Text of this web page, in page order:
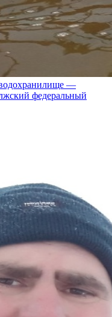
водохранилище —
федеральный